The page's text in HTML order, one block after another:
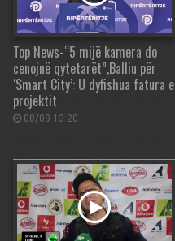
Top News-“5 mijë kamera do
cenojnë qytetarët”,Balliu për
‘Smart City’: U dyfishua fatura e
projektit
08/08 13:20